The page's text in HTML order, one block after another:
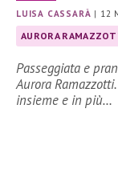
LUISA CASSARÀ | 12
AURORA
Passeggiata e
Aurora
insieme e in più…